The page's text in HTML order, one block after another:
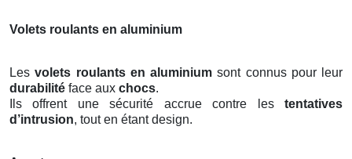
Volets roulants en aluminium
Lesvolets roulants en aluminium sont connus pour leur
durabilité face aux chocs.
Ils offrent une sécurité accrue contre les tentatives
d’intrusion, tout en étant design.